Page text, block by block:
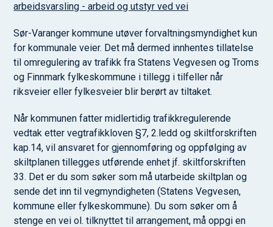
arbeidsvarsling - arbeid og utstyr ved vei
Sør-Varanger kommune utøver forvaltningsmyndighet kun
for kommunale veier. Det må dermed innhentes tillatelse
til omregulering av trafikk fra Statens Vegvesen og Troms
og Finnmark fylkeskommune i tillegg i tilfeller når
riksveier eller fylkesveier blir berørt av tiltaket.
Når kommunen fatter midlertidig trafikkregulerende
vedtak etter vegtrafikkloven §7, 2.ledd og skiltforskriften
kap.14, vil ansvaret for gjennomføring og oppfølging av
skiltplanen tillegges utførende enhet jf. skiltforskriften
33. Det er du som søker som må utarbeide skiltplan og
sende det inn til vegmyndigheten (Statens Vegvesen,
kommune eller fylkeskommune). Du som søker om å
stenge en vei ol. tilknyttet til arrangement, må oppgi en